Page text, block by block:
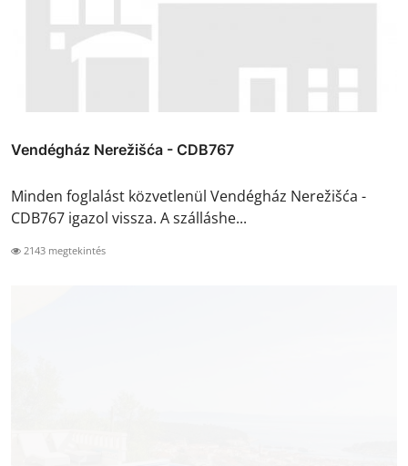
Vendégház Nerežišća - CDB767
Minden foglalást közvetlenül Vendégház Nerežišća -
CDB767 igazol vissza. A szálláshe...
2143 megtekintés